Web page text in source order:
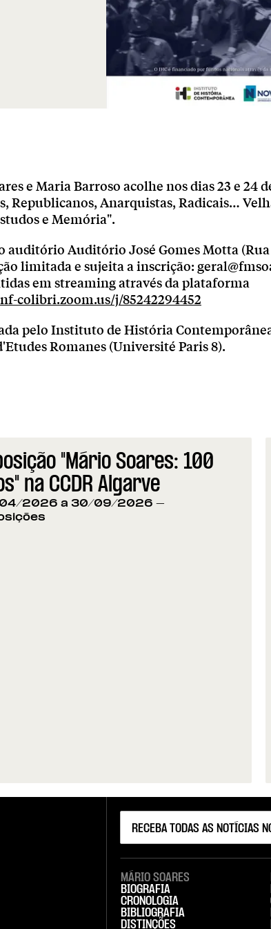
e Maria Barroso acolhe nos dias 23 e 24
Republicanos, Anarquistas, Radicais…
e Memória".
auditório Auditório José Gomes Motta (Rua
limitada e sujeita a inscrição:
em streaming através da plataforma
colibri.zoom.us/j/85242294452
pelo Instituto de História
Romanes (Université Paris 8).
"Mário Soares: 100
na CCDR Algarve
2026 a 30/09/2026 -
MÁRIO SOARES
BIOGRAFIA
CRONOLOGIA
BIBLIOGRAFIA
DISTINÇÕES